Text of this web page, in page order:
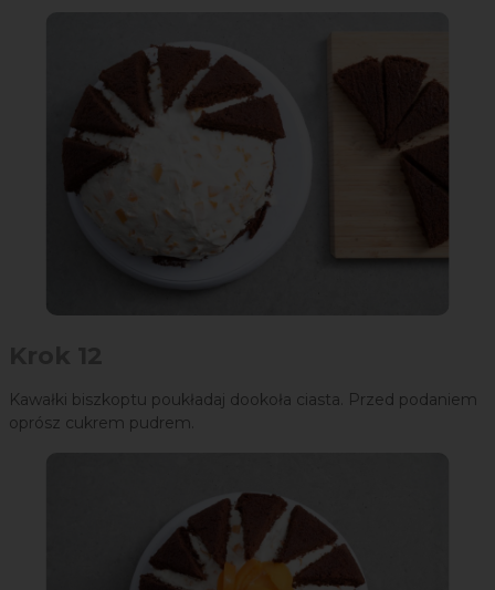
Kawałki biszkoptu poukładaj dookoła ciasta. Przed podaniem
oprósz cukrem pudrem.